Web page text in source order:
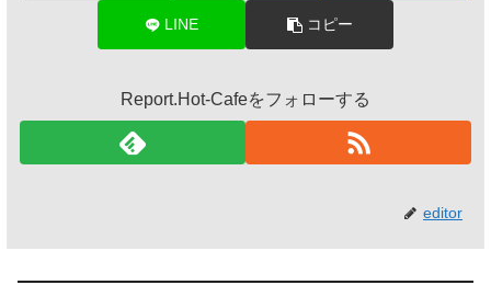
LINE コピー
Report.Hot-Cafeをフォローする
editor